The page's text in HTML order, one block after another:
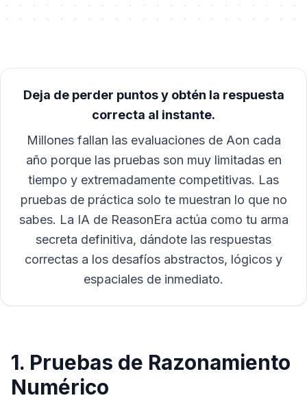
Deja de perder puntos y obtén la respuesta
correcta al instante.
Millones fallan las evaluaciones de Aon cada
año porque las pruebas son muy limitadas en
tiempo y extremadamente competitivas. Las
pruebas de práctica solo te muestran lo que no
sabes. La IA de ReasonEra actúa como tu arma
secreta definitiva, dándote las respuestas
correctas a los desafíos abstractos, lógicos y
espaciales de inmediato.
1. Pruebas de Razonamiento
Numérico